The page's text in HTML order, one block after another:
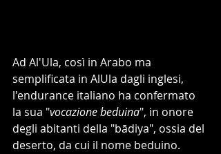
Ad Al'Ula, così in Arabo ma
semplificata in AlUla dagli inglesi,
l'endurance italiano ha confermato
la sua "vocazione beduina", in onore
degli abitanti della "bādiya", ossia del
deserto, da cui il nome beduino.